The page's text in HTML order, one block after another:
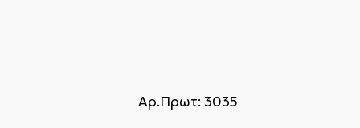
Αρ.Πρωτ: 3035